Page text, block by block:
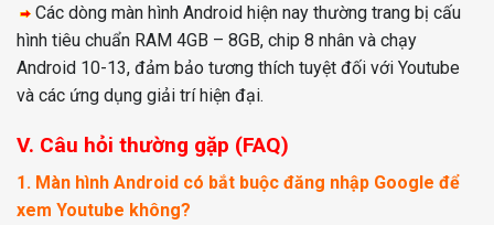
Các dòng màn hình Android hiện nay thường trang bị cấu
hình tiêu chuẩn RAM 4GB – 8GB, chip 8 nhân và chạy
Android 10-13, đảm bảo tương thích tuyệt đối với Youtube
và các ứng dụng giải trí hiện đại.
V. Câu hỏi thường gặp (FAQ)
1. Màn hình Android có bắt buộc đăng nhập Google để
xem Youtube không?